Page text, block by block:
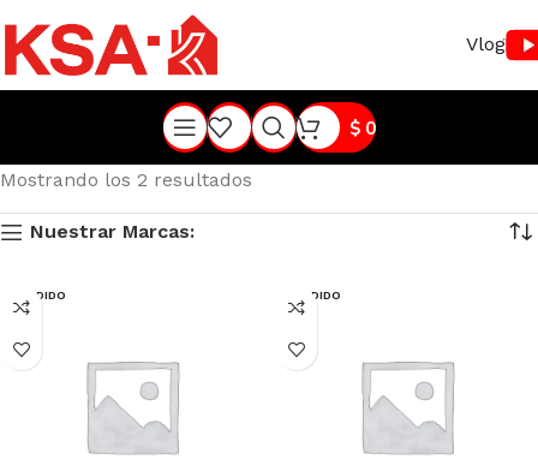
Vlog
$0
Mostrando los 2 resultados
Nuestrar Marcas:
VENDIDO VENDIDO